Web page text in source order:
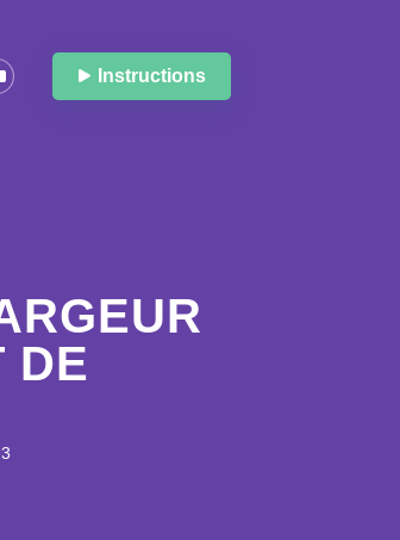
Instructions
DE